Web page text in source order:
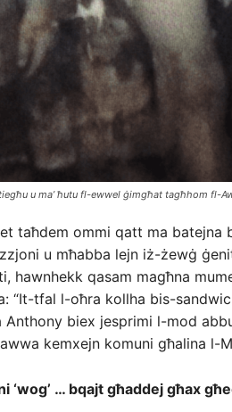
u ma’ ħutu fl-ewwel ġimgħat tagħhom fl-
taħdem ommi qatt ma batejna
u mħabba lejn iż-żewġ
hawnhekk qasam magħna
“It-tfal l-oħra kollha bis-
Anthony biex jesprimi l-mod
kemxejn komuni għalina l-
‘wog’ … bqajt għaddej għax